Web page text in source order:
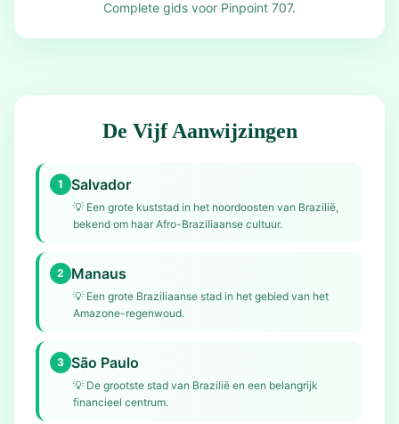
Complete gids voor Pinpoint 707.
De Vijf Aanwijzingen
1 Salvador
💡 Een grote kuststad in het noordoosten van Brazilië,
bekend om haar Afro-Braziliaanse cultuur.
2 Manaus
💡 Een grote Braziliaanse stad in het gebied van het
Amazone-regenwoud.
3 São Paulo
💡 De grootste stad van Brazilië en een belangrijk
financieel centrum.